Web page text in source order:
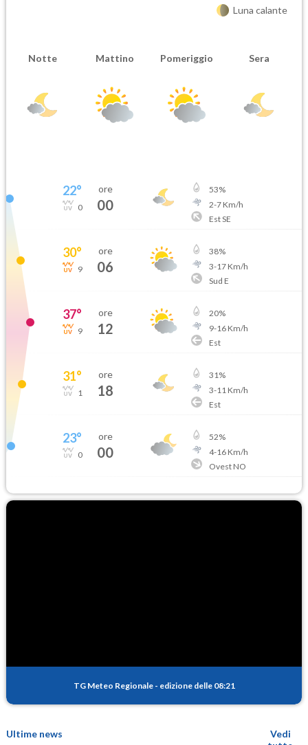
Luna calante
Notte Mattino Pomeriggio Sera
22°
0
ore
00
53%
2-7Km/h
Est SE
30°
9
ore
06
38%
3-17Km/h
Sud E
37°
9
ore
12
20%
9-16Km/h
Est
31°
1
ore
18
31%
3-11 Km/h
Est
23°
0
ore
00
52%
4-16Km/h
Ovest NO
TG Meteo Regionale - edizione delle 08:21
Ultime news
Vedi